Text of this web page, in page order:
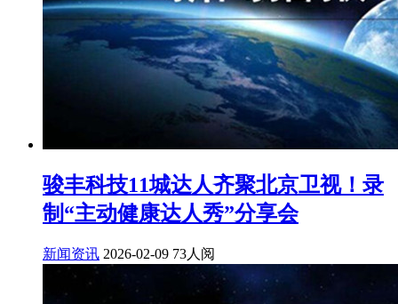
骏丰科技11城达人齐聚北京卫视！录
制“主动健康达人秀”分享会
新闻资讯 2026-02-09 73人阅